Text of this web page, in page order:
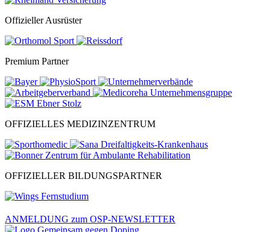
Offizieller Ausrüster
Premium Partner
OFFIZIELLES MEDIZINZENTRUM
OFFIZIELLER BILDUNGSPARTNER
ANMELDUNG zum OSP-NEWSLETTER